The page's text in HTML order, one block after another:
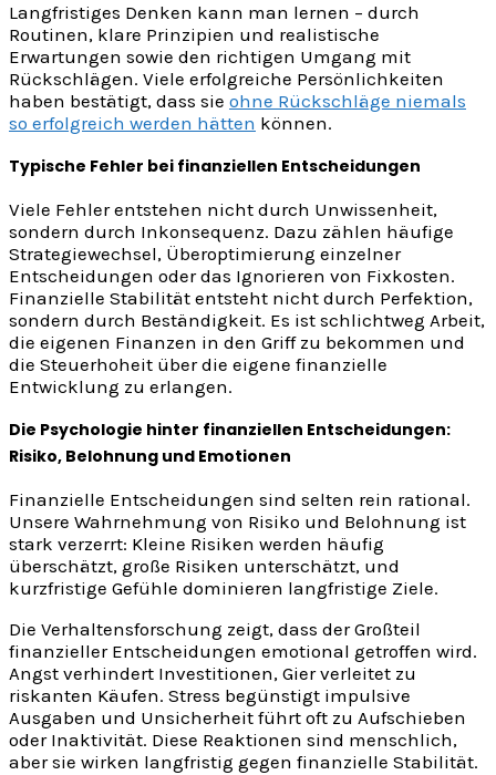
Langfristiges Denken kann man lernen – durch
Routinen, klare Prinzipien und realistische
Erwartungen sowie den richtigen Umgang mit
Rückschlägen. Viele erfolgreiche Persönlichkeiten
haben bestätigt, dass sie ohne Rückschläge niemals
so erfolgreich werden hätten können.
Typische Fehler bei finanziellen Entscheidungen
Viele Fehler entstehen nicht durch Unwissenheit,
sondern durch Inkonsequenz. Dazu zählen häufige
Strategiewechsel, Überoptimierung einzelner
Entscheidungen oder das Ignorieren von Fixkosten.
Finanzielle Stabilität entsteht nicht durch Perfektion,
sondern durch Beständigkeit. Es ist schlichtweg Arbeit,
die eigenen Finanzen in den Griff zu bekommen und
die Steuerhoheit über die eigene finanzielle
Entwicklung zu erlangen.
Die Psychologie hinter finanziellen Entscheidungen:
Risiko, Belohnung und Emotionen
Finanzielle Entscheidungen sind selten rein rational.
Unsere Wahrnehmung von Risiko und Belohnung ist
stark verzerrt: Kleine Risiken werden häufig
überschätzt, große Risiken unterschätzt, und
kurzfristige Gefühle dominieren langfristige Ziele.
Die Verhaltensforschung zeigt, dass der Großteil
finanzieller Entscheidungen emotional getroffen wird.
Angst verhindert Investitionen, Gier verleitet zu
riskanten Käufen. Stress begünstigt impulsive
Ausgaben und Unsicherheit führt oft zu Aufschieben
oder Inaktivität. Diese Reaktionen sind menschlich,
aber sie wirken langfristig gegen finanzielle Stabilität.